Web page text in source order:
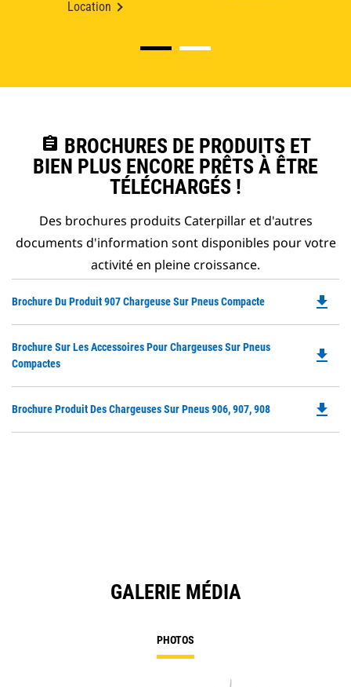
Location
assignment BROCHURES DE PRODUITS ET
BIEN PLUS ENCORE PRÊTS À ÊTRE
TÉLÉCHARGÉS !
Des brochures produits Caterpillar et d'autres
documents d'information sont disponibles pour votre
activité en pleine croissance.
Brochure Du Produit 907 Chargeuse Sur Pneus Compacte file_download
Brochure Sur Les Accessoires Pour Chargeuses Sur Pneus
Compactes
file_download
Brochure Produit Des Chargeuses Sur Pneus 906, 907, 908 file_download
GALERIE MÉDIA
PHOTOS